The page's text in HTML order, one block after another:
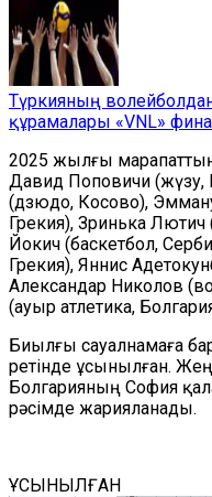
Түркияның
құрамалары «VNL»
2025 жылғы
Давид Поповичи (жүзу,
(дзюдо, Косово),
Грекия), Зринька
Йокич (баскетбол,
Грекия), Яннис
Александар Николов
(ауыр атлетика,
Биылғы сауалнамаға
ретінде ұсынылған.
Болгарияның София
рәсімде жарияланады.
ҰСЫНЫЛҒАН